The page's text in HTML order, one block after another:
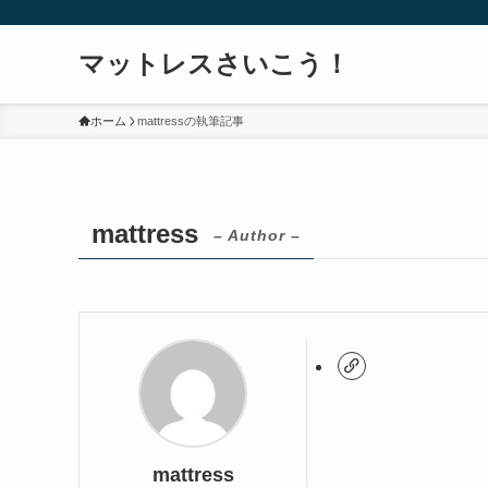
マットレスさいこう！
ホーム mattressの執筆記事
mattress – Author –
mattress